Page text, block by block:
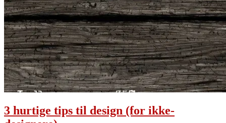
3 hurtige tips til design (for ikke-